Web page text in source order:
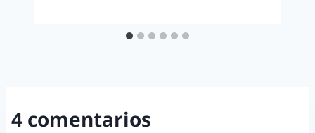
4 comentarios